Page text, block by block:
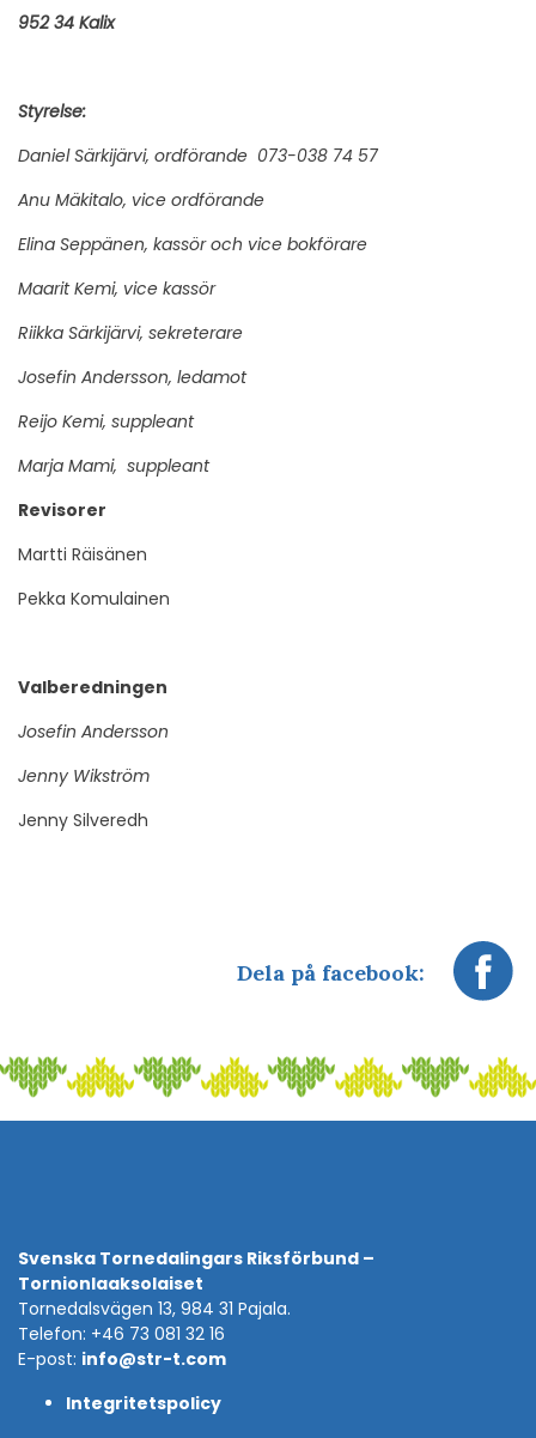
952 34 Kalix
Styrelse:
Daniel Särkijärvi, ordförande 073-038 74 57
Anu Mäkitalo, vice ordförande
Elina Seppänen, kassör och vice bokförare
Maarit Kemi, vice kassör
Riikka Särkijärvi, sekreterare
Josefin Andersson, ledamot
Reijo Kemi, suppleant
Marja Mami, suppleant
Revisorer
Martti Räisänen
Pekka Komulainen
Valberedningen
Josefin Andersson
Jenny Wikström
Jenny Silveredh
Dela på facebook:
Svenska Tornedalingars Riksförbund –
Tornionlaaksolaiset
Tornedalsvägen 13, 984 31 Pajala.
Telefon: +46 73 081 32 16
E-post: info@str-t.com
Integritetspolicy